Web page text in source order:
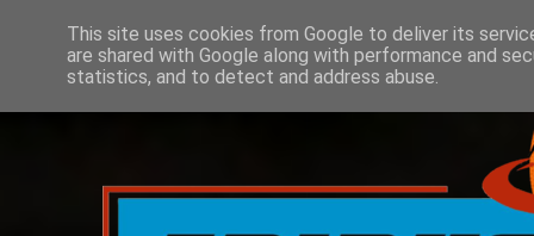
This site uses cookies from Google to deliver its
are shared with Google along with performance and
statistics, and to detect and address abuse.